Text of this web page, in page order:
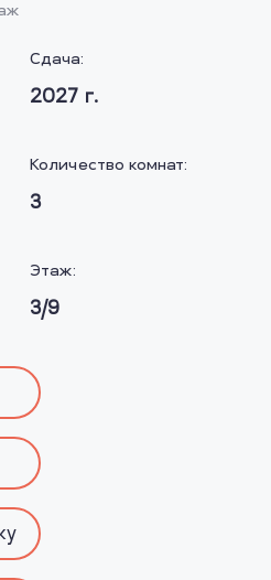
Сдача:
2027 г.
Количество комнат:
3
Этаж:
3/9